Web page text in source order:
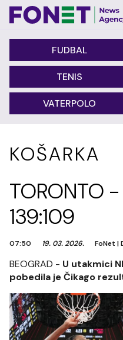
FUDBAL
TENIS
VATERPOLO
KOŠARKA
TORONTO
139:109
07:50 19. 03. 2026. FoNet |
BEOGRAD - U utakmici
pobedila je Čikago